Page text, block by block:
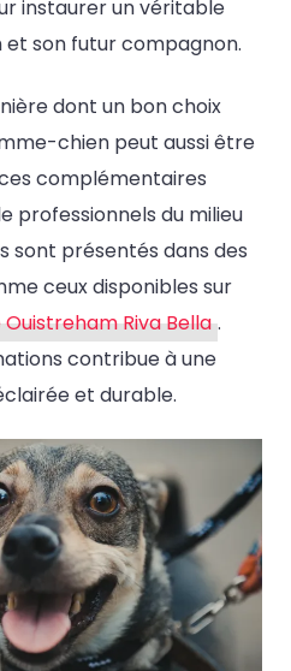
instaurer un véritable
et son futur compagnon.
dont un bon choix
chien peut aussi être
complémentaires
professionnels du milieu
sont présentés dans des
ceux disponibles sur
Riva Bella .
contribue à une
et durable.